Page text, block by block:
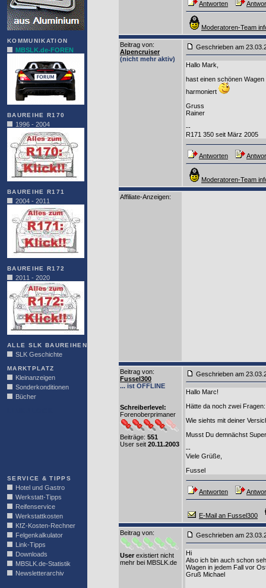
KOMMUNIKATION
MBSLK.de-FOREN
BAUREIHE R170
1996 - 2004
BAUREIHE R171
2004 - 2011
BAUREIHE R172
2011 - 2020
ALLE SLK BAUREIHEN
SLK Geschichte
MARKTPLATZ
Kleinanzeigen
Sonderkonditionen
Bücher
SERVICE & TIPPS
Hotel und Gastro
Werkstatt-Tipps
Reifenservice
Werkstattkosten
KfZ-Kosten-Rechner
Felgenkalkulator
Link-Tipps
Downloads
MBSLK.de-Statistik
Newsletterarchiv
Antworten
Moderatoren-Team
Beitrag von:
Alpencruiser
(nicht mehr aktiv)
Geschrieben am
Hallo Mark,
hast einen schönen
harmoniert
Gruss
Rainer
--
R171 350 seit März 2005
Antworten
Moderatoren-Team
Affiliate-Anzeigen:
Beitrag von:
Fussel300
... ist OFFLINE
Schreiberlevel:
Forenoberprimaner
Beiträge: 551
User seit 20.11.2003
Geschrieben am
Hallo Marc!
Hätte da noch zwei Fragen:
Wie siehts mit deiner
Musst Du demnächst
--
Viele Grüße,
Fussel
Antworten
E-Mail an Fussel300
Beitrag von:
User existiert nicht
mehr bei MBSLK.de
Geschrieben am
Hi
Also ich bin auch schon
Wagen in jedem Fall vor
Gruß Michael